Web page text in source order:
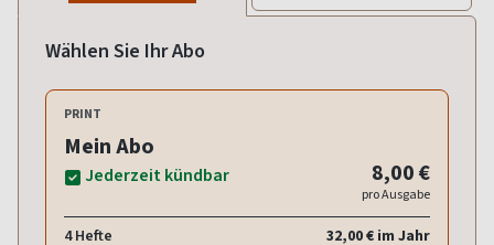
Wählen Sie Ihr Abo
PRINT
Mein Abo
Jederzeit kündbar 8,00 €
pro Ausgabe
4 Hefte 32,00 € im Jahr